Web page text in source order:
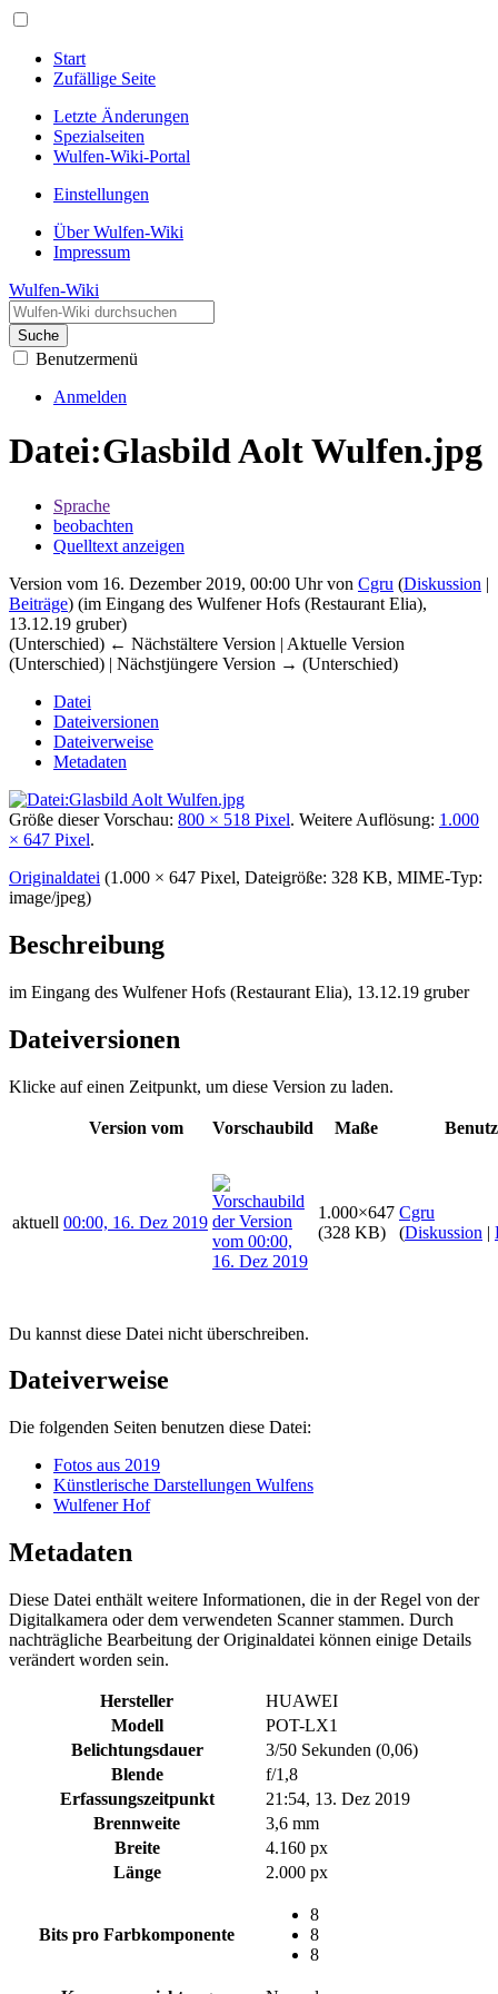
Start
Zufällige Seite
Letzte Änderungen
Spezialseiten
Wulfen-Wiki-Portal
Einstellungen
Über Wulfen-Wiki
Impressum
Wulfen-Wiki
Suche
Benutzermenü
Anmelden
Datei:Glasbild Aolt Wulfen.jpg
Sprache
beobachten
Quelltext anzeigen
Version vom 16. Dezember 2019, 00:00 Uhr von Cgru (Diskussion |
Beiträge) (im Eingang des Wulfener Hofs (Restaurant Elia),
13.12.19 gruber)
(Unterschied) ← Nächstältere Version | Aktuelle Version
(Unterschied) | Nächstjüngere Version → (Unterschied)
Datei
Dateiversionen
Dateiverweise
Metadaten
Größe dieser Vorschau: 800 × 518 Pixel. Weitere Auflösung: 1.000
× 647 Pixel.
Originaldatei (1.000 × 647 Pixel, Dateigröße: 328 KB, MIME-Typ:
image/jpeg)
Beschreibung
im Eingang des Wulfener Hofs (Restaurant Elia), 13.12.19 gruber
Dateiversionen
Klicke auf einen Zeitpunkt, um diese Version zu laden.
Version vom Vorschaubild Maße
aktuell 00:00, 16. Dez 2019
1.000×647
(328 KB)
Cgru
(Diskussion |
Du kannst diese Datei nicht überschreiben.
Dateiverweise
Die folgenden Seiten benutzen diese Datei:
Fotos aus 2019
Künstlerische Darstellungen Wulfens
Wulfener Hof
Metadaten
Diese Datei enthält weitere Informationen, die in der Regel von der
Digitalkamera oder dem verwendeten Scanner stammen. Durch
nachträgliche Bearbeitung der Originaldatei können einige Details
verändert worden sein.
Hersteller
HUAWEI
Modell
POT-LX1
Belichtungsdauer
3/50 Sekunden (0,06)
Blende
f/1,8
Erfassungszeitpunkt
21:54, 13. Dez 2019
Brennweite
3,6 mm
Breite
4.160 px
Länge
2.000 px
Bits pro Farbkomponente
8
8
8